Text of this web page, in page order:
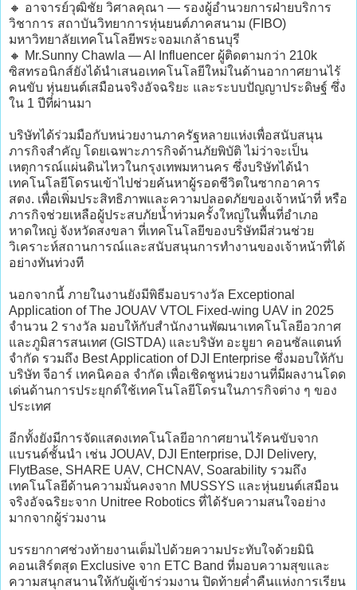
🔸 อาจารย์วุฒิชัย วิศาลคุณา — รองผู้อำนวยการฝ่ายบริการ
วิชาการ สถาบันวิทยาการหุ่นยนต์ภาคสนาม (FIBO)
มหาวิทยาลัยเทคโนโลยีพระจอมเกล้าธนบุรี
🔸 Mr.Sunny Chawla — AI Influencer ผู้ติดตามกว่า 210k
ซิสทรอนิกส์ยังได้นำเสนอเทคโนโลยีใหม่ในด้านอากาศยานไร้
คนขับ หุ่นยนต์เสมือนจริงอัจฉริยะ และระบบปัญญาประดิษฐ์ ซึ่ง
ใน 1 ปีที่ผ่านมา
บริษัทได้ร่วมมือกับหน่วยงานภาครัฐหลายแห่งเพื่อสนับสนุน
ภารกิจสำคัญ โดยเฉพาะภารกิจด้านภัยพิบัติ ไม่ว่าจะเป็น
เหตุการณ์แผ่นดินไหวในกรุงเทพมหานคร ซึ่งบริษัทได้นำ
เทคโนโลยีโดรนเข้าไปช่วยค้นหาผู้รอดชีวิตในซากอาคาร
สตง. เพื่อเพิ่มประสิทธิภาพและความปลอดภัยของเจ้าหน้าที่ หรือ
ภารกิจช่วยเหลือผู้ประสบภัยน้ำท่วมครั้งใหญ่ในพื้นที่อำเภอ
หาดใหญ่ จังหวัดสงขลา ที่เทคโนโลยีของบริษัทมีส่วนช่วย
วิเคราะห์สถานการณ์และสนับสนุนการทำงานของเจ้าหน้าที่ได้
อย่างทันท่วงที
นอกจากนี้ ภายในงานยังมีพิธีมอบรางวัล Exceptional
Application of The JOUAV VTOL Fixed-wing UAV in 2025
จำนวน 2 รางวัล มอบให้กับสำนักงานพัฒนาเทคโนโลยีอวกาศ
และภูมิสารสนเทศ (GISTDA) และบริษัท อะยูยา คอนซัลแตนท์
จำกัด รวมถึง Best Application of DJI Enterprise ซึ่งมอบให้กับ
บริษัท จีอาร์ เทคนิคอล จำกัด เพื่อเชิดชูหน่วยงานที่มีผลงานโดด
เด่นด้านการประยุกต์ใช้เทคโนโลยีโดรนในภารกิจต่าง ๆ ของ
ประเทศ
อีกทั้งยังมีการจัดแสดงเทคโนโลยีอากาศยานไร้คนขับจาก
แบรนด์ชั้นนำ เช่น JOUAV, DJI Enterprise, DJI Delivery,
FlytBase, SHARE UAV, CHCNAV, Soarability รวมถึง
เทคโนโลยีด้านความมั่นคงจาก MUSSYS และหุ่นยนต์เสมือน
จริงอัจฉริยะจาก Unitree Robotics ที่ได้รับความสนใจอย่าง
มากจากผู้ร่วมงาน
บรรยากาศช่วงท้ายงานเต็มไปด้วยความประทับใจด้วยมินิ
คอนเสิร์ตสุด Exclusive จาก ETC Band ที่มอบความสุขและ
ความสนุกสนานให้กับผู้เข้าร่วมงาน ปิดท้ายค่ำคืนแห่งการเรียน